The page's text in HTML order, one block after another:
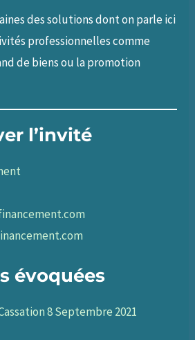
des solutions dont on parle ici
professionnelles comme
de biens ou la promotion
l’invité
évoquées
8 Septembre 2021